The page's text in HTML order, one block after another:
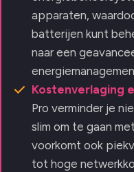
apparaten,
batterijen kunt
naar een
Kostenverlaging
Pro verminder je
slim om te gaan
voorkomt ook
tot hoge